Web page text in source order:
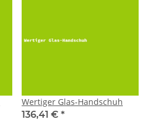
Wertiger Glas-Handschuh
136,41 € *